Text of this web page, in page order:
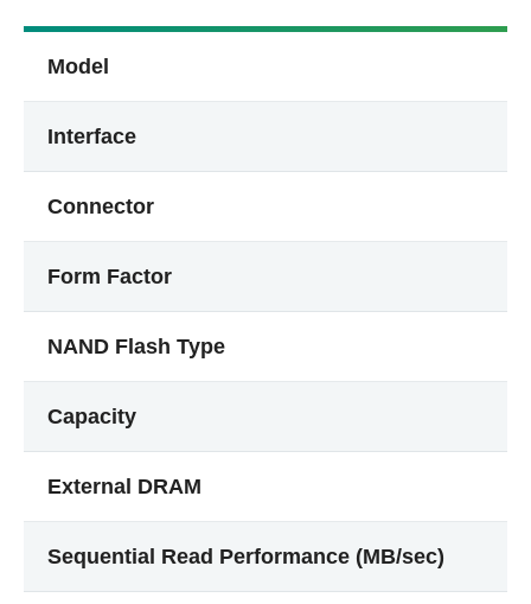
Model
Interface
Connector
Form Factor
NAND Flash Type
Capacity
External DRAM
Sequential Read Performance (MB/sec)